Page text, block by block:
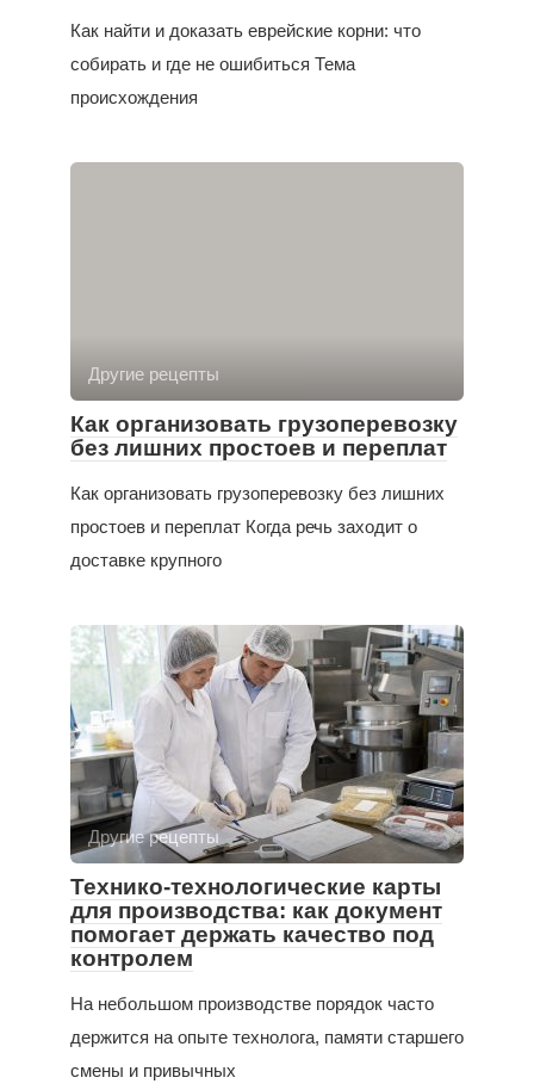
Как найти и доказать еврейские корни: что
собирать и где не ошибиться Тема
происхождения
Другие рецепты
Как организовать грузоперевозку
без лишних простоев и переплат
Как организовать грузоперевозку без лишних
простоев и переплат Когда речь заходит о
доставке крупного
Другие рецепты
Технико-технологические карты
для производства: как документ
помогает держать качество под
контролем
На небольшом производстве порядок часто
держится на опыте технолога, памяти старшего
смены и привычных